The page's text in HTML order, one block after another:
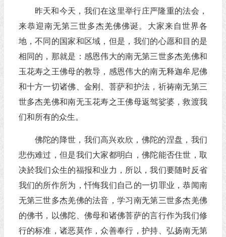
昨天和今天，我们在这里举行庄严隆重的法会，
来恭迎南无第三世多杰羌佛佛诞。大家来自世界各
地，不同的国家和区域，但是，我们的心愿和目的是
相同的，那就是：感恩伟大的南无第三世多杰羌佛和
玉花寿之王佛母的教导，感恩伟大的南无释迦牟尼佛
和十方一切诸佛、金刚、菩萨和护法，祈祷南无第三
世多杰羌佛和南无玉花寿之王佛母返驾娑婆，救渡我
们和所有的众生。
佛陀的降世，我们高兴欢欣，佛陀的涅盘，我们
悲伤难过，但是我们大家都明白，佛陀能否住世，取
决於我们众生的福报和业力，所以，我们要随时反省
我们的所作所为，忏悔我们自己的一切罪业，恭闻南
无第三世多杰羌佛的法音，学习南无第三世多杰羌佛
的佛书，以佛陀、佛母和诸佛菩萨的言行作为我们修
行的标准，诸恶莫作，众善奉行，护持、弘扬南无第